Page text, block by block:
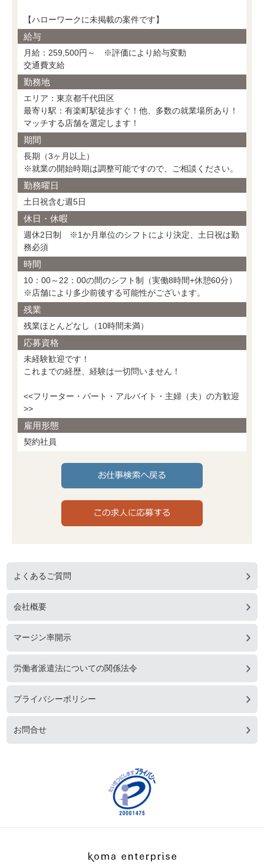
【ハローワークに未掲載の案件です】
給与
月給：259,500円～ ※評価により給与変動
交通費支給
勤務地
エリア：東京都千代田区
最寄り駅：有楽町駅徒歩すぐ！他、多数の就業場所あり！
マッチする店舗を選定します！
期間
長期（3ヶ月以上）
※就業の開始時期は調整可能ですので、ご相談ください。
勤務曜日
土日祝含む週5日
休日・休暇
週休2日制 ※1か月単位のシフトにより決定、土日祝は勤
務必須
時間
10：00～22：00の間のシフト制（実働8時間+休憩60分）
※店舗により多少前後する可能性がございます。
残業
残業ほとんどなし（10時間未満）
応募資格
未経験歓迎です！
これまでの経歴、経験は一切問いません！
<<フリーター・パート・アルバイト・主婦（夫）の方歓迎
>>
雇用形態
契約社員
よくあるご質問
会社概要
マージン率開示
労働者派遣法についての関係法令
プライバシーポリシー
お問合せ